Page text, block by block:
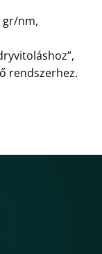
gr/nm,
rendszerhez.